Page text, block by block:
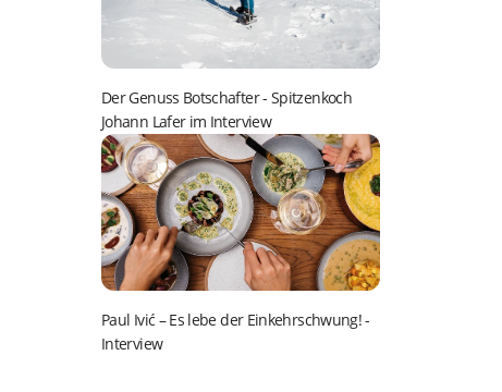
Der Genuss Botschafter- Spitzenkoch
Johann Lafer im Interview
Paul Ivić – Es lebe der Einkehrschwung!-
Interview